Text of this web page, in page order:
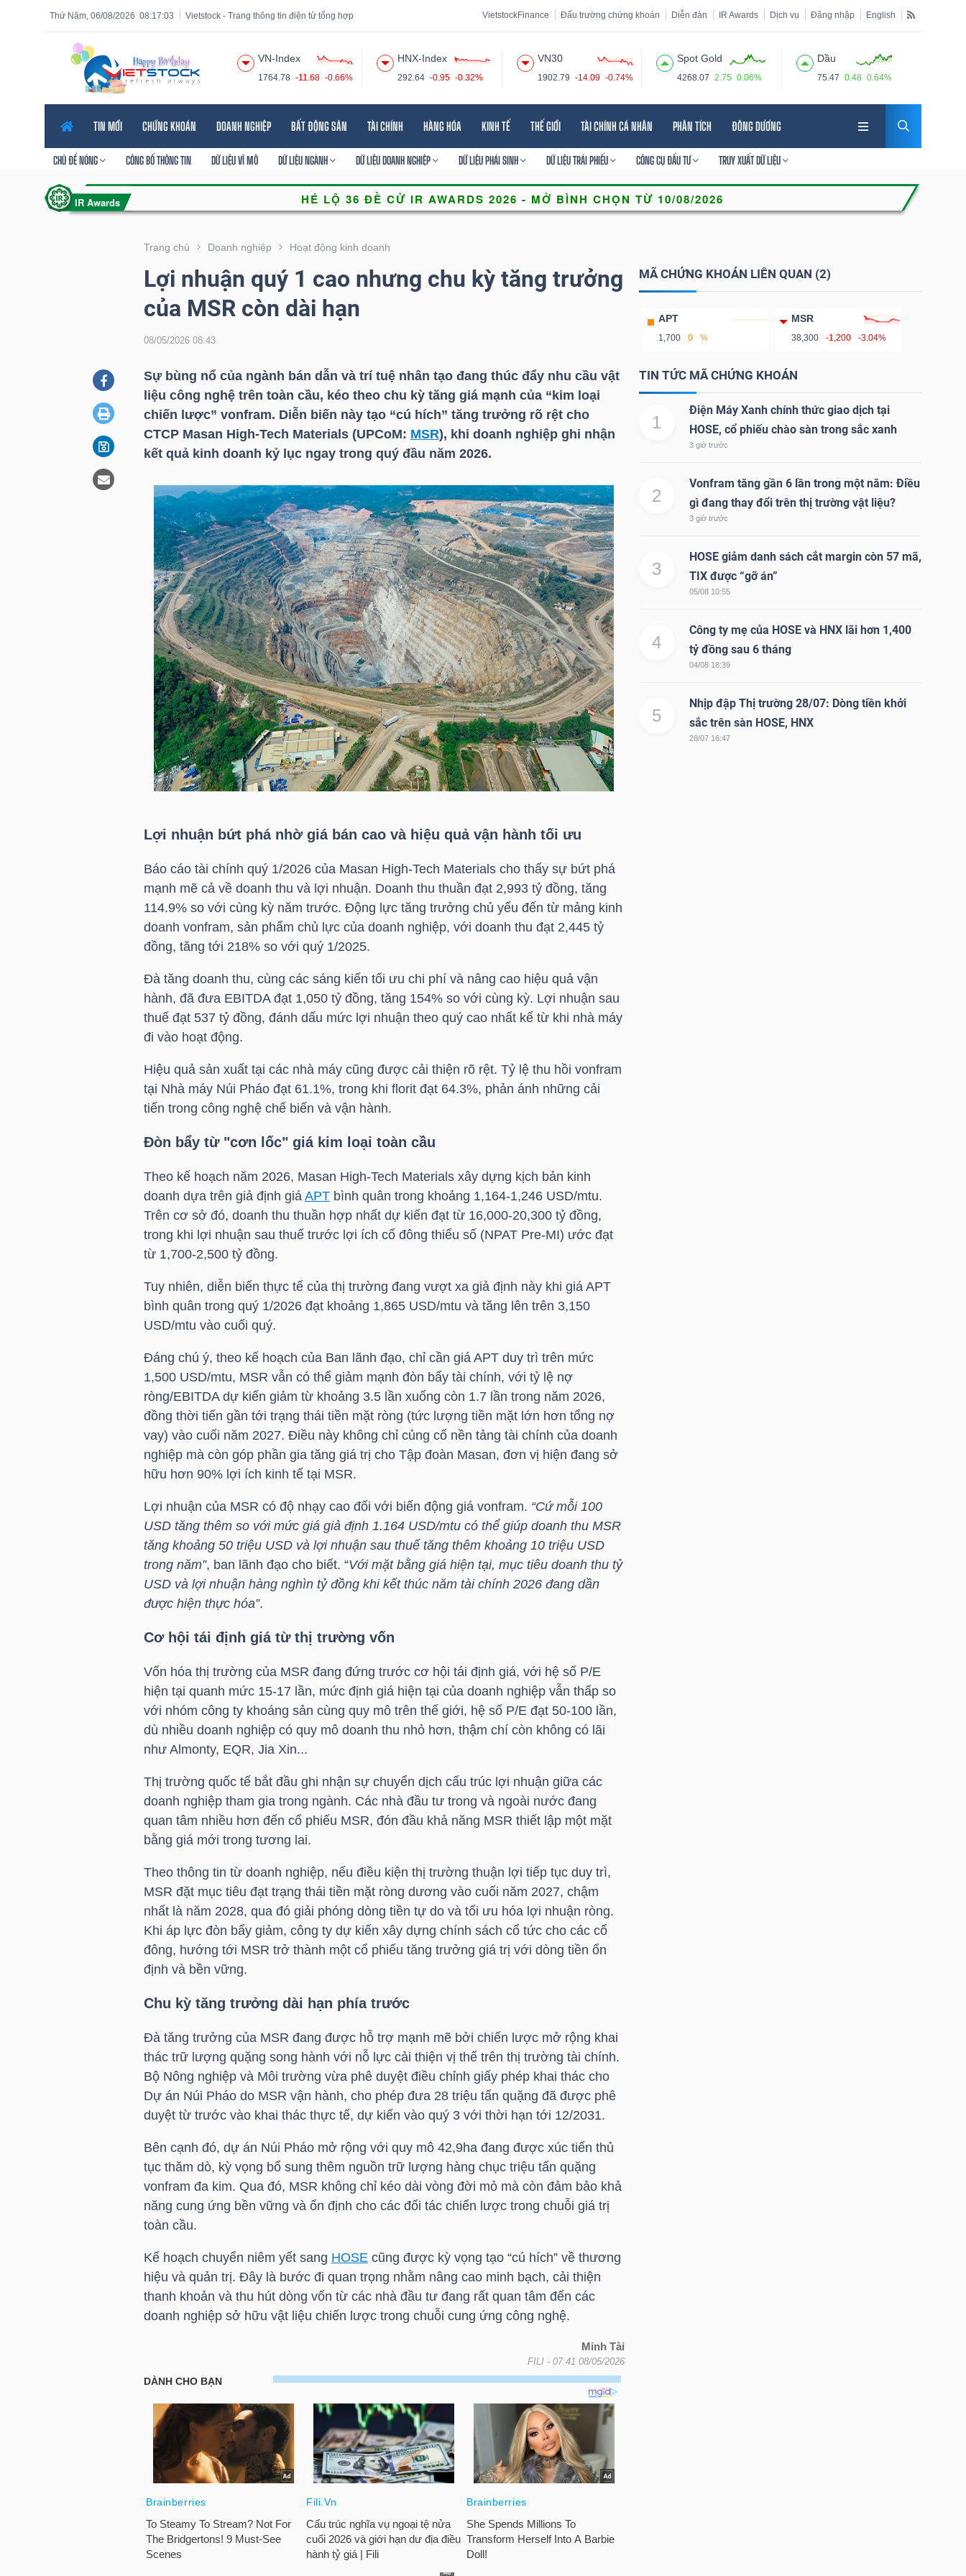
08:17:05
Thứ Năm, 06/08/2026 Vietstock - Trang thông tin điện tử tổng hợp VietstockFinance Đấu trường chứng khoán Diễn đàn IR Awards Dịch vụ Đăng nhập English
VN-Index
1764.78 -11.68 -0.66%
HNX-Index
292.64 -0.95 -0.32%
VN30
1902.79 -14.09 -0.74%
Spot Gold
4268.07 2.75 0.06%
Dầu
75.47 0.48 0.64%
TIN MỚI CHỨNG KHOÁN DOANH NGHIỆP BẤT ĐỘNG SẢN TÀI CHÍNH HÀNG HÓA KINH TẾ THẾ GIỚI TÀI CHÍNH CÁ NHÂN PHÂN TÍCH ĐÔNG DƯƠNG
CHỦ ĐỀ NÓNG CÔNG BỐ THÔNG TIN DỮ LIỆU VĨ MÔ DỮ LIỆU NGÀNH DỮ LIỆU DOANH NGHIỆP DỮ LIỆU PHÁI SINH DỮ LIỆU TRÁI PHIẾU CÔNG CỤ ĐẦU TƯ TRUY XUẤT DỮ LIỆU
Trang chủ Doanh nghiệp Hoạt động kinh doanh
Lợi nhuận quý 1 cao nhưng chu kỳ tăng trưởng
của MSR còn dài hạn
08/05/2026 08:43
Sự bùng nổ của ngành bán dẫn và trí tuệ nhân tạo đang thúc đẩy nhu cầu vật
liệu công nghệ trên toàn cầu, kéo theo chu kỳ tăng giá mạnh của “kim loại
chiến lược” vonfram. Diễn biến này tạo “cú hích” tăng trưởng rõ rệt cho
CTCP Masan High-Tech Materials (UPCoM: MSR), khi doanh nghiệp ghi nhận
kết quả kinh doanh kỷ lục ngay trong quý đầu năm 2026.
Lợi nhuận bứt phá nhờ giá bán cao và hiệu quả vận hành tối ưu
Báo cáo tài chính quý 1/2026 của Masan High-Tech Materials cho thấy sự bứt phá
mạnh mẽ cả về doanh thu và lợi nhuận. Doanh thu thuần đạt 2,993 tỷ đồng, tăng
114.9% so với cùng kỳ năm trước. Động lực tăng trưởng chủ yếu đến từ mảng kinh
doanh vonfram, sản phẩm chủ lực của doanh nghiệp, với doanh thu đạt 2,445 tỷ
đồng, tăng tới 218% so với quý 1/2025.
Đà tăng doanh thu, cùng các sáng kiến tối ưu chi phí và nâng cao hiệu quả vận
hành, đã đưa EBITDA đạt 1,050 tỷ đồng, tăng 154% so với cùng kỳ. Lợi nhuận sau
thuế đạt 537 tỷ đồng, đánh dấu mức lợi nhuận theo quý cao nhất kể từ khi nhà máy
đi vào hoạt động.
Hiệu quả sản xuất tại các nhà máy cũng được cải thiện rõ rệt. Tỷ lệ thu hồi vonfram
tại Nhà máy Núi Pháo đạt 61.1%, trong khi florit đạt 64.3%, phản ánh những cải
tiến trong công nghệ chế biến và vận hành.
Đòn bẩy từ "cơn lốc" giá kim loại toàn cầu
Theo kế hoạch năm 2026, Masan High-Tech Materials xây dựng kịch bản kinh
doanh dựa trên giả định giá APTbình quân trong khoảng 1,164-1,246 USD/mtu.
Trên cơ sở đó, doanh thu thuần hợp nhất dự kiến đạt từ 16,000-20,300 tỷ đồng,
trong khi lợi nhuận sau thuế trước lợi ích cổ đông thiểu số (NPAT Pre-MI) ước đạt
từ 1,700-2,500 tỷ đồng.
Tuy nhiên, diễn biến thực tế của thị trường đang vượt xa giả định này khi giá APT
bình quân trong quý 1/2026 đạt khoảng 1,865 USD/mtu và tăng lên trên 3,150
USD/mtu vào cuối quý.
Đáng chú ý, theo kế hoạch của Ban lãnh đạo, chỉ cần giá APTduy trì trên mức
1,500 USD/mtu, MSR vẫn có thể giảm mạnh đòn bẩy tài chính, với tỷ lệ nợ
ròng/EBITDA dự kiến giảm từ khoảng 3.5 lần xuống còn 1.7 lần trong năm 2026,
đồng thời tiến gần tới trạng thái tiền mặt ròng (tức lượng tiền mặt lớn hơn tổng nợ
vay) vào cuối năm 2027. Điều này không chỉ củng cố nền tảng tài chính của doanh
nghiệp mà còn góp phần gia tăng giá trị cho Tập đoàn Masan, đơn vị hiện đang sở
hữu hơn 90% lợi ích kinh tế tại MSR.
Lợi nhuận của MSR có độ nhạy cao đối với biến động giá vonfram. “Cứ mỗi 100
USD tăng thêm so với mức giá giả định 1.164 USD/mtu có thể giúp doanh thu MSR
tăng khoảng 50 triệu USDvà lợi nhuận sau thuế tăng thêm khoảng 10 triệu USD
trong năm”, ban lãnh đạo cho biết. “Với mặt bằng giá hiện tại, mục tiêu doanh thu tỷ
USDvà lợi nhuận hàng nghìn tỷ đồng khi kết thúc năm tài chính 2026 đang dần
được hiện thực hóa”.
Cơ hội tái định giá từ thị trường vốn
Vốn hóa thị trường của MSR đang đứng trước cơ hội tái định giá, với hệ số P/E
hiện tại quanh mức 15-17 lần, mức định giá hiện tại của doanh nghiệp vẫn thấp so
với nhóm công ty khoáng sản cùng quy mô trên thế giới, hệ số P/E đạt 50-100 lần,
dù nhiều doanh nghiệp có quy mô doanh thu nhỏ hơn, thậm chí còn không có lãi
như Almonty, EQR, Jia Xin...
Thị trường quốc tế bắt đầu ghi nhận sự chuyển dịch cấu trúc lợi nhuận giữa các
doanh nghiệp tham gia trong ngành. Các nhà đầu tư trong và ngoài nước đang
quan tâm nhiều hơn đến cổ phiếu MSR, đón đầu khả năng MSR thiết lập một mặt
bằng giá mới trong tương lai.
Theo thông tin từ doanh nghiệp, nếu điều kiện thị trường thuận lợi tiếp tục duy trì,
MSR đặt mục tiêu đạt trạng thái tiền mặt ròng dương vào cuối năm 2027, chậm
nhất là năm 2028, qua đó giải phóng dòng tiền tự do và tối ưu hóa lợi nhuận ròng.
Khi áp lực đòn bẩy giảm, công ty dự kiến xây dựng chính sách cổ tức cho các cổ
đông, hướng tới MSR trở thành một cổ phiếu tăng trưởng giá trị với dòng tiền ổn
định và bền vững.
Chu kỳ tăng trưởng dài hạn phía trước
Đà tăng trưởng của MSR đang được hỗ trợ mạnh mẽ bởi chiến lược mở rộng khai
thác trữ lượng quặng song hành với nỗ lực cải thiện vị thế trên thị trường tài chính.
Bộ Nông nghiệp và Môi trường vừa phê duyệt điều chỉnh giấy phép khai thác cho
Dự án Núi Pháo do MSR vận hành, cho phép đưa 28 triệu tấn quặng đã được phê
duyệt từ trước vào khai thác thực tế, dự kiến vào quý 3 với thời hạn tới 12/2031.
Bên cạnh đó, dự án Núi Pháo mở rộng với quy mô 42,9ha đang được xúc tiến thủ
tục thăm dò, kỳ vọng bổ sung thêm nguồn trữ lượng hàng chục triệu tấn quặng
vonfram đa kim. Qua đó, MSR không chỉ kéo dài vòng đời mỏ mà còn đảm bảo khả
năng cung ứng bền vững và ổn định cho các đối tác chiến lược trong chuỗi giá trị
toàn cầu.
Kế hoạch chuyển niêm yết sang HOSEcũng được kỳ vọng tạo “cú hích” về thương
hiệu và quản trị. Đây là bước đi quan trọng nhằm nâng cao minh bạch, cải thiện
thanh khoản và thu hút dòng vốn từ các nhà đầu tư đang rất quan tâm đến các
doanh nghiệp sở hữu vật liệu chiến lược trong chuỗi cung ứng công nghệ.
Minh Tài
FILI - 07:41 08/05/2026
MÃ CHỨNG KHOÁN LIÊN QUAN (2)
APT
1,700 0 %
MSR
38,300 -1,200 -3.04%
TIN TỨC MÃ CHỨNG KHOÁN
1
Điện Máy Xanh chính thức giao dịch tại
HOSE, cổ phiếu chào sàn trong sắc xanh
3 giờ trước
2
Vonfram tăng gần 6 lần trong một năm: Điều
gì đang thay đổi trên thị trường vật liệu?
3 giờ trước
3
HOSE giảm danh sách cắt margin còn 57 mã,
TIX được “gỡ án”
05/08 10:55
4
Công ty mẹ của HOSE và HNX lãi hơn 1,400
tỷ đồng sau 6 tháng
04/08 18:39
5
Nhịp đập Thị trường 28/07: Dòng tiền khởi
sắc trên sàn HOSE, HNX
28/07 16:47
Tính năng
năng
VIETSTOCK